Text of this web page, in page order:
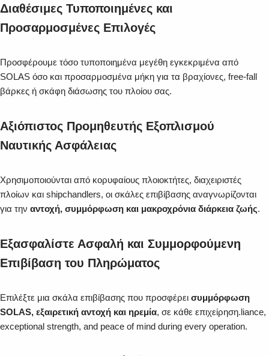
Διαθέσιμες Τυποποιημένες και
Προσαρμοσμένες Επιλογές
Προσφέρουμε τόσο τυποποιημένα μεγέθη εγκεκριμένα από
SOLAS όσο και προσαρμοσμένα μήκη για τα βραχίονες, free-fall
βάρκες ή σκάφη διάσωσης του πλοίου σας.
Αξιόπιστος Προμηθευτής Εξοπλισμού
Ναυτικής Ασφάλειας
Χρησιμοποιούνται από κορυφαίους πλοιοκτήτες, διαχειριστές
πλοίων και shipchandlers, οι σκάλες επιβίβασης αναγνωρίζονται
για την αντοχή, συμμόρφωση και μακροχρόνια διάρκεια ζωής.
Εξασφαλίστε Ασφαλή και Συμμορφούμενη
Επιβίβαση του Πληρώματος
Επιλέξτε μια σκάλα επιβίβασης που προσφέρει συμμόρφωση
SOLAS, εξαιρετική αντοχή και ηρεμία, σε κάθε επιχείρηση.liance,
exceptional strength, and peace of mind during every operation.